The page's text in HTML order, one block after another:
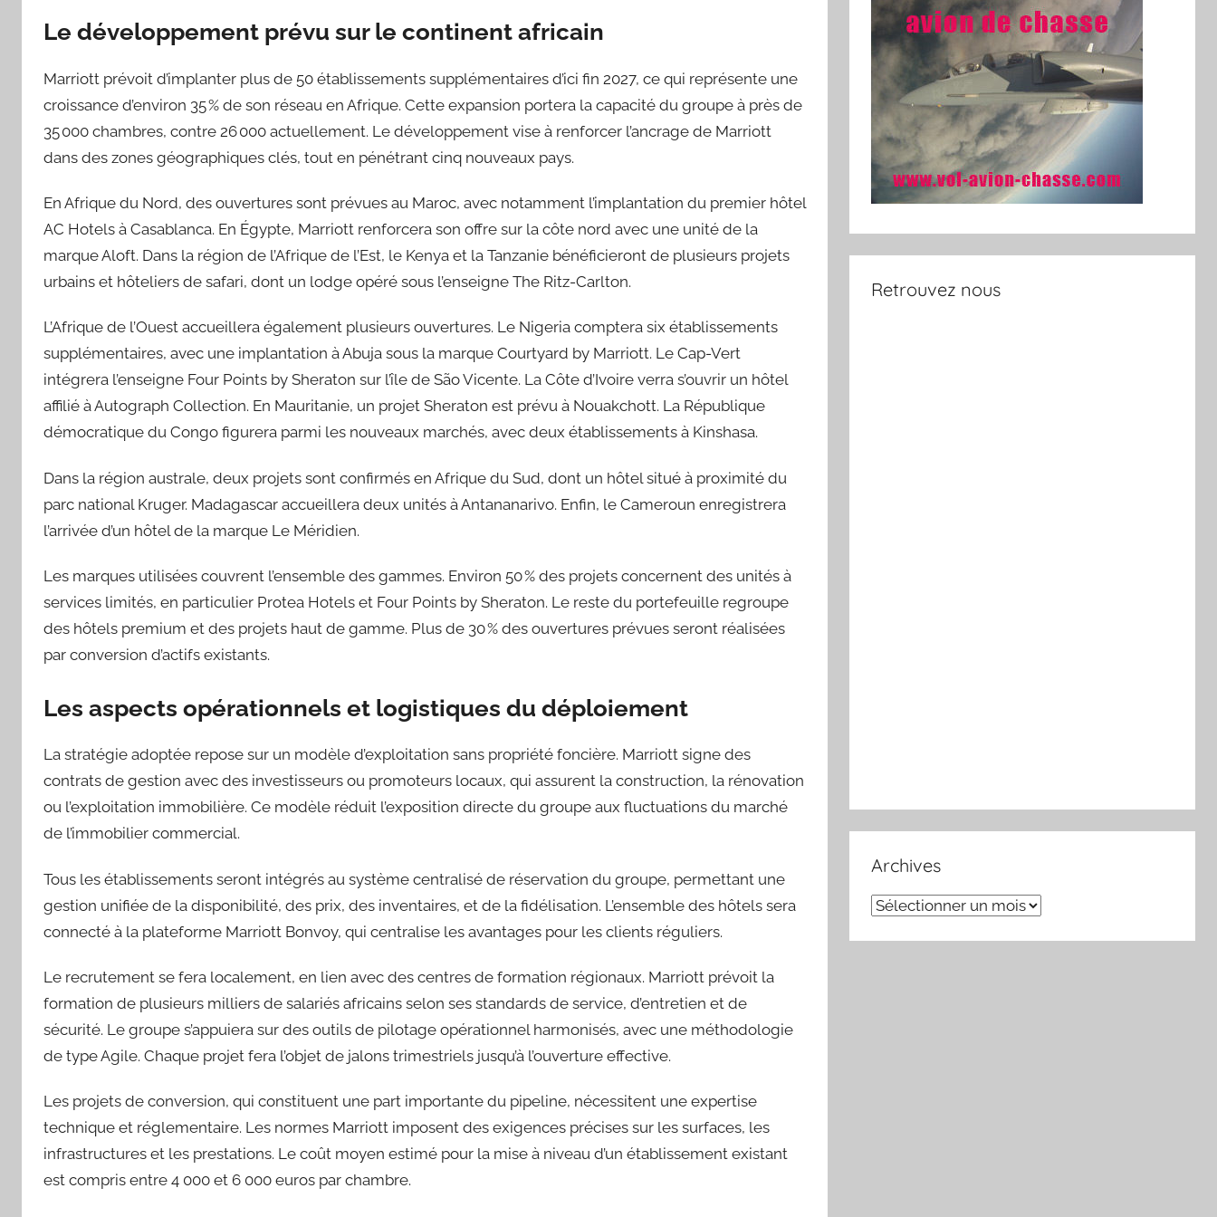
Le développement prévu sur le continent africain
Marriott prévoit d’implanter plus de 50 établissements supplémentaires d’ici fin 2027, ce qui représente une
croissance d’environ 35 % de son réseau en Afrique. Cette expansion portera la capacité du groupe à près de
35 000 chambres, contre 26 000 actuellement. Le développement vise à renforcer l’ancrage de Marriott
dans des zones géographiques clés, tout en pénétrant cinq nouveaux pays.
En Afrique du Nord, des ouvertures sont prévues au Maroc, avec notamment l’implantation du premier hôtel
AC Hotels à Casablanca. En Égypte, Marriott renforcera son offre sur la côte nord avec une unité de la
marque Aloft. Dans la région de l’Afrique de l’Est, le Kenya et la Tanzanie bénéficieront de plusieurs projets
urbains et hôteliers de safari, dont un lodge opéré sous l’enseigne The Ritz-Carlton.
L’Afrique de l’Ouest accueillera également plusieurs ouvertures. Le Nigeria comptera six établissements
supplémentaires, avec une implantation à Abuja sous la marque Courtyard by Marriott. Le Cap-Vert
intégrera l’enseigne Four Points by Sheraton sur l’île de São Vicente. La Côte d’Ivoire verra s’ouvrir un hôtel
affilié à Autograph Collection. En Mauritanie, un projet Sheraton est prévu à Nouakchott. La République
démocratique du Congo figurera parmi les nouveaux marchés, avec deux établissements à Kinshasa.
Dans la région australe, deux projets sont confirmés en Afrique du Sud, dont un hôtel situé à proximité du
parc national Kruger. Madagascar accueillera deux unités à Antananarivo. Enfin, le Cameroun enregistrera
l’arrivée d’un hôtel de la marque Le Méridien.
Les marques utilisées couvrent l’ensemble des gammes. Environ 50 % des projets concernent des unités à
services limités, en particulier Protea Hotels et Four Points by Sheraton. Le reste du portefeuille regroupe
des hôtels premium et des projets haut de gamme. Plus de 30 % des ouvertures prévues seront réalisées
par conversion d’actifs existants.
Les aspects opérationnels et logistiques du déploiement
La stratégie adoptée repose sur un modèle d’exploitation sans propriété foncière. Marriott signe des
contrats de gestion avec des investisseurs ou promoteurs locaux, qui assurent la construction, la rénovation
ou l’exploitation immobilière. Ce modèle réduit l’exposition directe du groupe aux fluctuations du marché
de l’immobilier commercial.
Tous les établissements seront intégrés au système centralisé de réservation du groupe, permettant une
gestion unifiée de la disponibilité, des prix, des inventaires, et de la fidélisation. L’ensemble des hôtels sera
connecté à la plateforme Marriott Bonvoy, qui centralise les avantages pour les clients réguliers.
Le recrutement se fera localement, en lien avec des centres de formation régionaux. Marriott prévoit la
formation de plusieurs milliers de salariés africains selon ses standards de service, d’entretien et de
sécurité. Le groupe s’appuiera sur des outils de pilotage opérationnel harmonisés, avec une méthodologie
de type Agile. Chaque projet fera l’objet de jalons trimestriels jusqu’à l’ouverture effective.
Les projets de conversion, qui constituent une part importante du pipeline, nécessitent une expertise
technique et réglementaire. Les normes Marriott imposent des exigences précises sur les surfaces, les
infrastructures et les prestations. Le coût moyen estimé pour la mise à niveau d’un établissement existant
est compris entre 4 000 et 6 000 euros par chambre.
Retrouvez nous
Archives
Archives